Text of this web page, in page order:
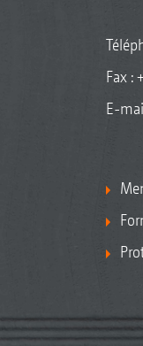
Fax :
E-